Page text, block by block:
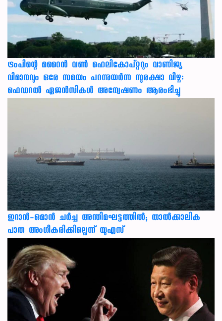
ട്രംപിന്റെ മറൈന്‍ വണ്‍ ഹെലികോപ്റ്ററും വാണിജ്യ
വിമാനവും ഒരേ സമയം പറന്നുയര്‍ന്ന സുരക്ഷാ വീഴ്ച:
ഫെഡറല്‍ ഏജന്‍സികള്‍ അന്വേഷണം ആരംഭിച്ചു
ഇറാന്‍-ഒമാന്‍ ചര്‍ച്ച അന്തിമഘട്ടത്തില്‍; താല്‍ക്കാലിക
പാത അംഗീകരിക്കില്ലെന്ന് യുഎസ്